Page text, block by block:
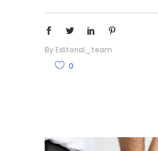
By Editorial_team
0